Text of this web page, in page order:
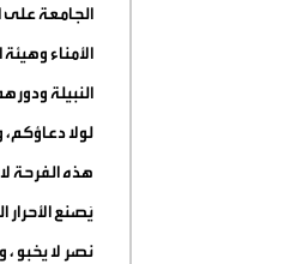
الجامعة
الأمناء
النبيلة
لولا
هذه الفرحة
يَصنع
نصر لا يخبو